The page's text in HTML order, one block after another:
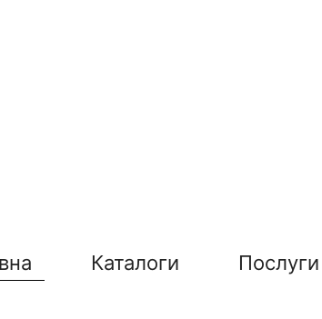
Каталоги Послуги